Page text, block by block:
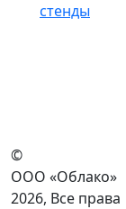
стенды
©
ООО «Облако»
2026, Все права